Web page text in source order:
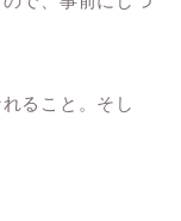
ること。そし